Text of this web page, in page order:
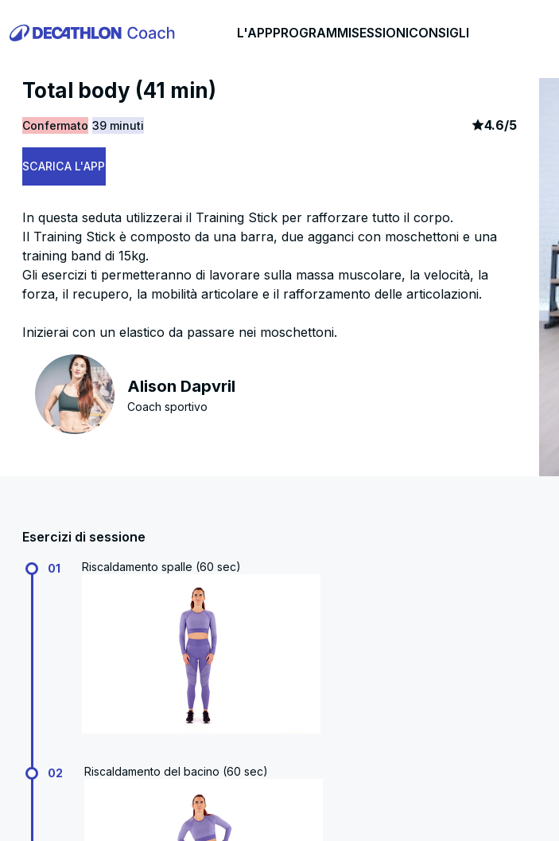
L'APPPROGRAMMISESSIONICONSIGLI
Total body (41 min)
Confermato 39 minuti article rating
4.6/563
SCARICA L'APP
In questa seduta utilizzerai il Training Stick per rafforzare tutto il corpo.
Il Training Stick è composto da una barra, due agganci con moschettoni e una
training band di 15kg.
Gli esercizi ti permetteranno di lavorare sulla massa muscolare, la velocità, la
forza, il recupero, la mobilità articolare e il rafforzamento delle articolazioni.
Inizierai con un elastico da passare nei moschettoni.
Alison Dapvril
Coach sportivo
Esercizi di sessione
01 Riscaldamento spalle (60 sec)
02 Riscaldamento del bacino (60 sec)